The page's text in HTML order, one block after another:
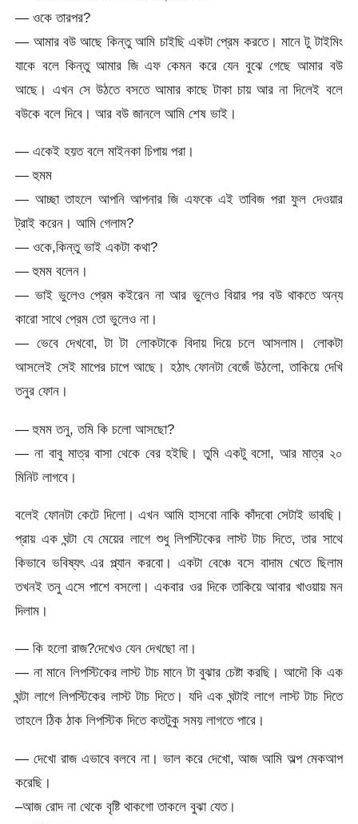
— ওকে তারপর?
— আমার বউ আছে কিন্তু আমি চাইছি একটা প্রেম করতে। মানে টু টাইমিং
যাকে বলে কিন্তু আমার জি এফ কেমন করে যেন বুঝে গেছে আমার বউ
আছে। এখন সে উঠতে বসতে আমার কাছে টাকা চায় আর না দিলেই বলে
বউকে বলে দিবে। আর বউ জানলে আমি শেষ ভাই।
— একেই হয়ত বলে মাইনকা চিপায় পরা।
— হুমম
— আচ্ছা তাহলে আপনি আপনার জি এফকে এই তাবিজ পরা ফুল দেওয়ার
ট্রাই করেন। আমি গেলাম?
— ওকে,কিন্তু ভাই একটা কথা?
— হুমম বলেন।
— ভাই ভুলেও প্রেম কইরেন না আর ভুলেও বিয়ার পর বউ থাকতে অন্য
কারো সাথে প্রেম তো ভুলেও না।
— ভেবে দেখবো, টা টা লোকটাকে বিদায় দিয়ে চলে আসলাম। লোকটা
আসলেই সেই মাপের চাপে আছে। হঠাৎ ফোনটা বেজেঁ উঠলো, তাকিয়ে দেখি
তনুর ফোন।
— হুমম তনু, তমি কি চলো আসছো?
— না বাবু মাত্র বাসা থেকে বের হইছি। তুমি একটু বসো, আর মাত্র ২০
মিনিট লাগবে।
বলেই ফোনটা কেটে দিলো। এখন আমি হাসবো নাকি কাঁদবো সেটাই ভাবছি।
প্রায় এক ঘন্টা যে মেয়ের লাগে শুধু লিপস্টিকের লাস্ট টাচ দিতে, তার সাথে
কিভাবে ভবিষ্যৎ এর প্ল্যান করবো। একটা বেঞ্চে বসে বাদাম খেতে ছিলাম
তখনই তনু এসে পাশে বসলো। একবার ওর দিকে তাকিয়ে আবার খাওয়ায় মন
দিলাম।
— কি হলো রাজ?দেখেও যেন দেখছো না।
— না মানে লিপস্টিকের লাস্ট টাচ মানে টা বুঝার চেষ্টা করছি। আদৌ কি এক
ঘন্টা লাগে লিপস্টিকের লাস্ট টাচ দিতে। যদি এক ঘন্টাই লাগে লাস্ট টাচ দিতে
তাহলে ঠিক ঠাক লিপস্টিক দিতে কতটুকু সময় লাগতে পারে।
— দেখো রাজ এভাবে বলবে না। ভাল করে দেখো, আজ আমি অল্প মেকআপ
করেছি।
–আজ রোদ না থেকে বৃষ্টি থাকগো তাকলে বুঝা যেত।